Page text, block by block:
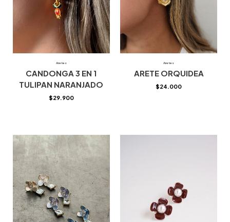
Aretes
CANDONGA 3 EN 1
TULIPAN NARANJADO
$29.900
Aretes
ARETE ORQUIDEA
$24.000